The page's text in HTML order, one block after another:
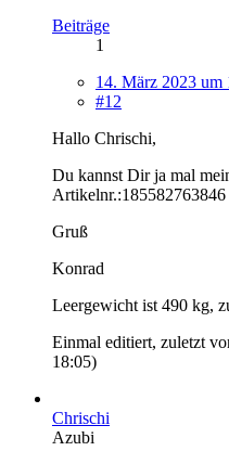
Beiträge
1
14. März 2023 um
#12
Hallo Chrischi,
Du kannst Dir ja mal
Artikelnr.:185582763846
Gruß
Konrad
Leergewicht ist 490 kg,
Einmal editiert, zuletzt
18:05)
Chrischi
Azubi